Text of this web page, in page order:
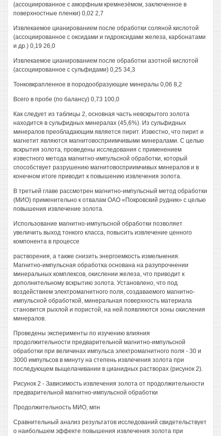
(ассоциированное с аморфным кремнезёмом, заключенное в
поверхностные пленки) 0,02 2,7
Извлекаемое цианированием после обработки соляной кислотой
(ассоциированное с оксидами и гидроксидами железа, карбонатами
и др.) 0,19 26,0
Извлекаемое цианированием после обработки азотной кислотой
(ассоциированное с сульфидами) 0,25 34,3
Тонковкрапленное в породообразующие минералы 0,06 8,2
Всего в пробе (по балансу) 0,73 100,0
Как следует из таблицы 2, основная часть невскрытого золота
находится в сульфидных минералах (45,6%). Из сульфидных
минералов преобладающим является пирит. Известно, что пирит и
магнетит являются магнитовосприимчивыми минералами. С целью
вскрытия золота, проведены исследования с применением
известного метода магнитно-импульсной обработки, который
способствует разрушению магнитовосприимчивых минералов и в
конечном итоге приводит к повышению извлечения золота.
В третьей главе рассмотрен магнитно-импульсный метод обработки
(МИО) применительно к отвалам ОАО «Покровский рудник» с целью
повышения извлечение золота.
Использование магнитно-импульсной обработки позволяет
увеличить выход тонкого класса, повысить извлечение ценного
компонента в процессе
растворения, а также снизить энергоемкость измельчения.
Магнитно-импульсная обработка основана на разупрочнении
минеральных комплексов, окислении железа, что приводит к
дополнительному вскрытию золота. Установлено, что под
воздействием электромагнитного поля, создаваемого магнитно-
импульсной обработкой, минеральная поверхность материала
становится рыхлой и пористой, на ней появляются зоны окисления
минералов.
Проведены эксперименты по изучению влияния
продолжительности предварительной магнитно-импульсной
обработки при величинах импульса электромагнитного поля - 30 и
3000 импульсов в минуту на степень извлечения золота при
последующем выщелачивании в цианидных растворах (рисунок 2).
Рисунок 2 - Зависимость извлечения золота от продолжительности
предварительной магнитно-импульсной обработки
Продолжительность МИО, мпн
Сравнительный анализ результатов исследований свидетельствует
о наибольшем эффекте повышения извлечения золота при